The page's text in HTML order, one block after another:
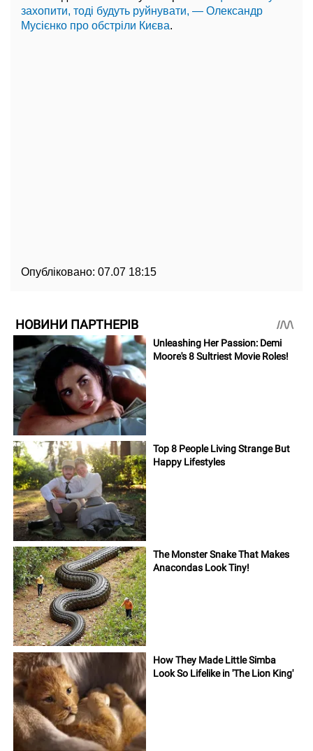
захопити, тоді будуть руйнувати, — Олександр
Мусієнко про обстріли Києва.
Опубліковано: 07.07 18:15